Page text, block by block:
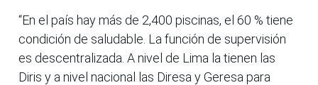
“En el país hay más de 2,400 piscinas, el 60 % tiene
condición de saludable. La función de supervisión
es descentralizada. A nivel de Lima la tienen las
Diris y a nivel nacional las Diresa y Geresa para